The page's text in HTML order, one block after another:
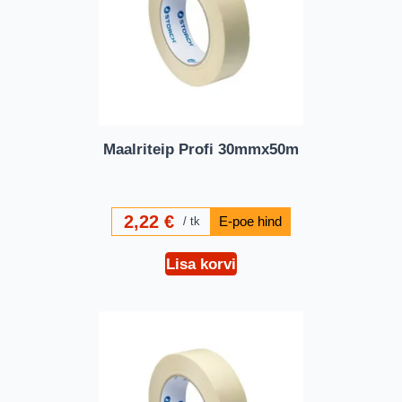
Maalriteip Profi 30mmx50m
2,22€ tk
Lisa korvi